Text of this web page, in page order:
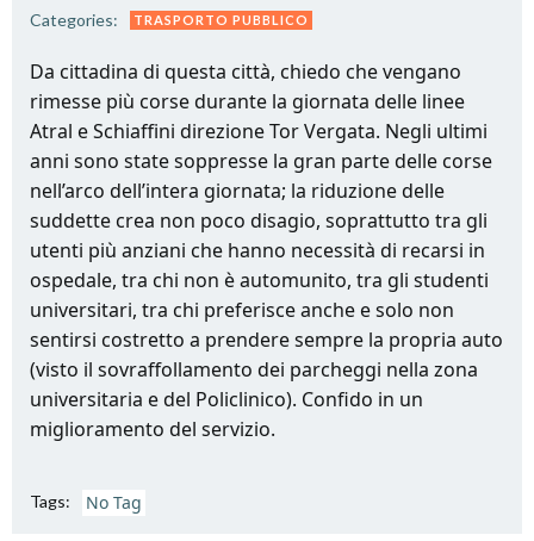
Categories: TRASPORTO PUBBLICO
Da cittadina di questa città, chiedo che vengano
rimesse più corse durante la giornata delle linee
Atral e Schiaffini direzione Tor Vergata. Negli ultimi
anni sono state soppresse la gran parte delle corse
nell’arco dell’intera giornata; la riduzione delle
suddette crea non poco disagio, soprattutto tra gli
utenti più anziani che hanno necessità di recarsi in
ospedale, tra chi non è automunito, tra gli studenti
universitari, tra chi preferisce anche e solo non
sentirsi costretto a prendere sempre la propria auto
(visto il sovraffollamento dei parcheggi nella zona
universitaria e del Policlinico). Confido in un
miglioramento del servizio.
Tags: No Tag